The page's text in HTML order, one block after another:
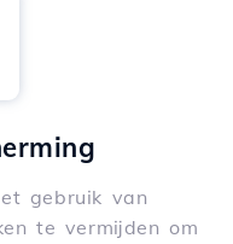
gebruik van
te vermijden om